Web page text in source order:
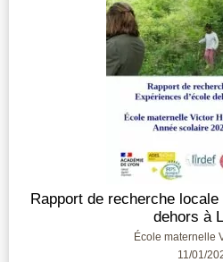
Rapport de recherche locale
dehors à
École maternelle
11/01/